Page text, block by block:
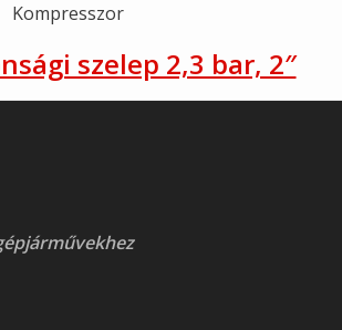
Kompresszor
szelep 2,3 bar, 2″